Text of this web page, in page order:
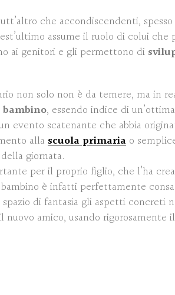
che accondiscendenti,
assume il ruolo di colui che
ai genitori e gli permettono di
non solo non è da temere, ma in
, essendo indice di
evento scatenante che abbia
alla scuola primaria o
giornata.
per il proprio figlio, che l’ha
è infatti perfettamente
di fantasia gli aspetti concreti
amico, usando rigorosamente